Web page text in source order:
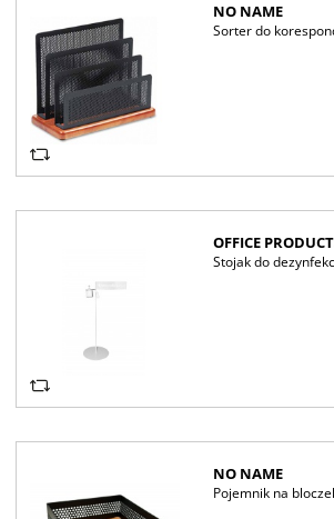
NO NAME
Sorter do
OFFICE
Stojak do
NO NAME
Pojemnik na